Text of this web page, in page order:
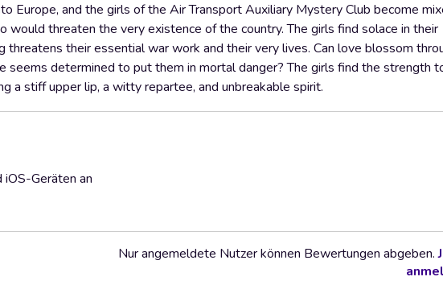
Europe, and the girls of the Air Transport Auxiliary Mystery Club become
threaten the very existence of the country. The girls find solace in their
threatens their essential war work and their very lives. Can love blossom
determined to put them in mortal danger? The girls find the strength
stiff upper lip, a witty repartee, and unbreakable spirit.
Geräten an
Nur angemeldete Nutzer können Bewertungen abgeben.